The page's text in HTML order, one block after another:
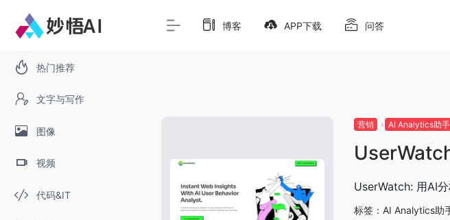
热门推荐
文字与写作
图像
视频
代码&IT
博客 APP下载 问答
营销 AI Analytics助手
UserWatch: 用AI
标签： AI Analytics助